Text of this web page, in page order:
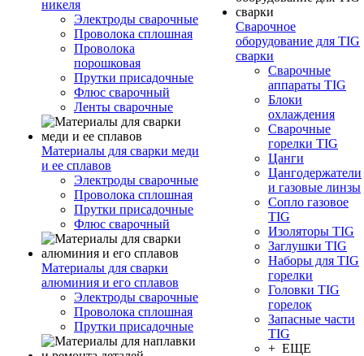
никеля
Электроды сварочные
Проволока сплошная
Проволока
порошковая
Прутки присадочные
Флюс сварочный
Ленты сварочные
Материалы для сварки меди
и ее сплавов
Электроды сварочные
Проволока сплошная
Прутки присадочные
Флюс сварочный
Материалы для сварки
алюминия и его сплавов
Электроды сварочные
Проволока сплошная
Прутки присадочные
Сварочное
оборудование для TIG
сварки
Сварочные
аппараты TIG
Блоки
охлаждения
Сварочные
горелки TIG
Цанги
Цангодержатели
и газовые линзы
Сопло газовое
TIG
Изоляторы TIG
Заглушки TIG
Наборы для TIG
горелки
Головки TIG
горелок
Запасные части
TIG
+ ЕЩЕ